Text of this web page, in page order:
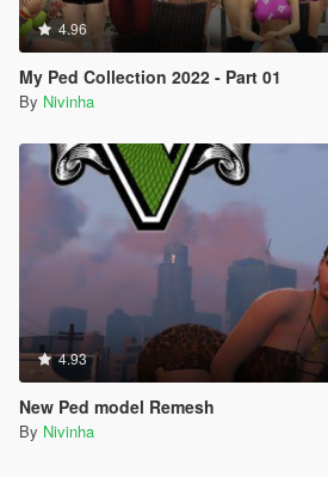
4.96
My Ped Collection 2022 - Part 01
By Nivinha
4.93
New Ped model Remesh
By Nivinha